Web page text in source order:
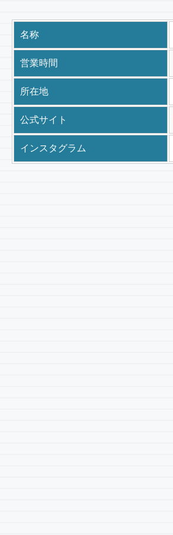
名称
営業時間
所在地
公式サイト
インスタグラム